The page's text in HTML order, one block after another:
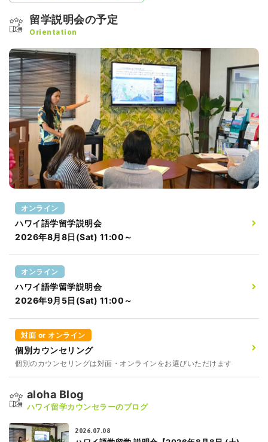
留学説明会の予定
Orientation
オンライン
ハワイ語学留学説明会
2026年8月8日(Sat) 11:00～
オンライン
ハワイ語学留学説明会
2026年9月5日(Sat) 11:00～
対面 or オンライン
個別カウンセリング
個別のカウンセリングは対面・オンラインをお選びいただけます
aloha Blog
ハワイ留学カウンセラーのブログ
2026.07.08